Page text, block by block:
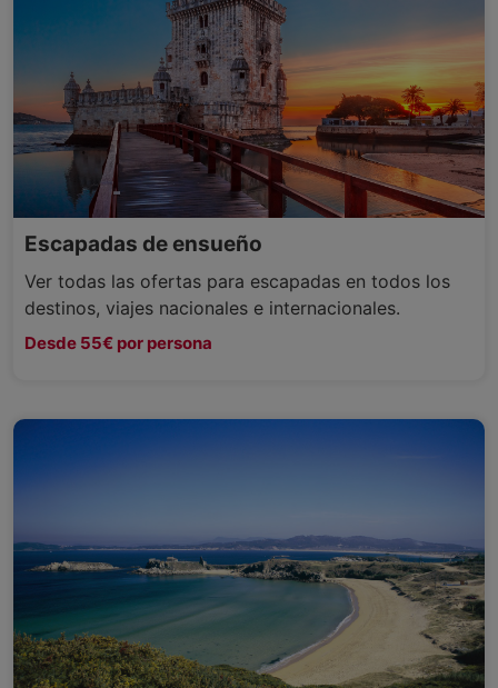
Escapadas de ensueño
Ver todas las ofertas para escapadas en todos los
destinos, viajes nacionales e internacionales.
Desde 55€ por persona